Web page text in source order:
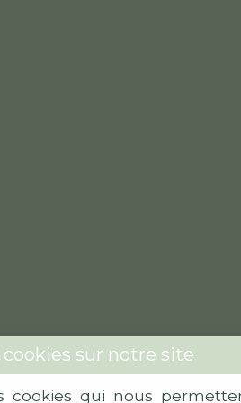
cookies sur notre site
cookies qui nous